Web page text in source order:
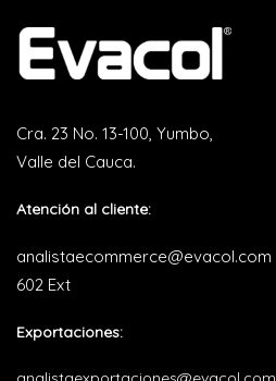
Cra. 23 No. 13-100, Yumbo,
Valle del Cauca.
Atención al cliente:
analistaecommerce@evacol.com
602 Ext
Exportaciones: